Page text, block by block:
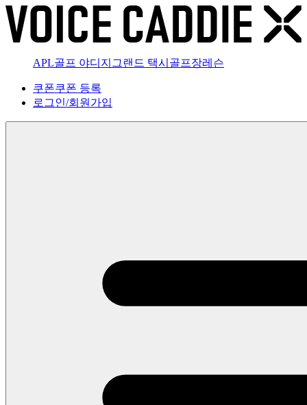
APL골프 야디지 그랜드 택시 골프장레슨
쿠폰쿠폰 등록
로그인/회원가입